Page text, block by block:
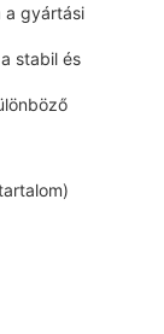
a gyártási
stabil és